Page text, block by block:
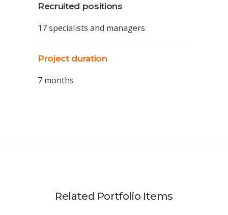
Recruited positions
17 specialists and managers
Project duration
7 months
Related Portfolio Items